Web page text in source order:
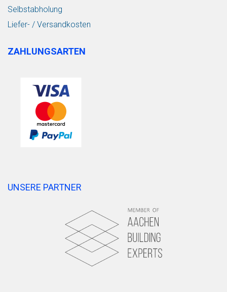
Selbstabholung
Liefer- / Versandkosten
ZAHLUNGSARTEN
UNSERE PARTNER